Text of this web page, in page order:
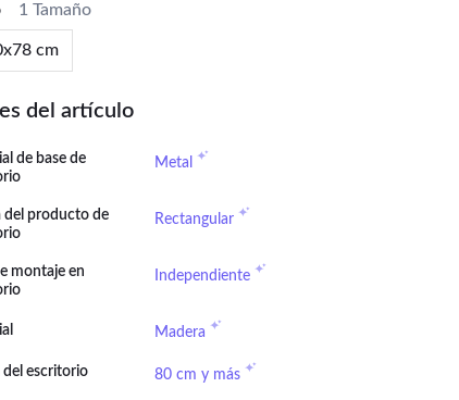
1 Tamaño
cm
del artículo
de base de
Metal
del producto de
Rectangular
montaje en
Independiente
Madera
escritorio 80 cm y más